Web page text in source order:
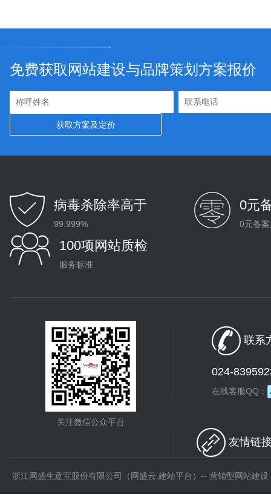
免费获取网站建设与品牌策划方案报价
病毒杀除率高于
99.999%
0元
0元备
100项网站质检
服务标准
关注微信公众平台
联系
024-
在线客服QQ：
友情链
浙江网盛生意宝股份有限公司（网盛云.建站平台）-- 营销型网站建